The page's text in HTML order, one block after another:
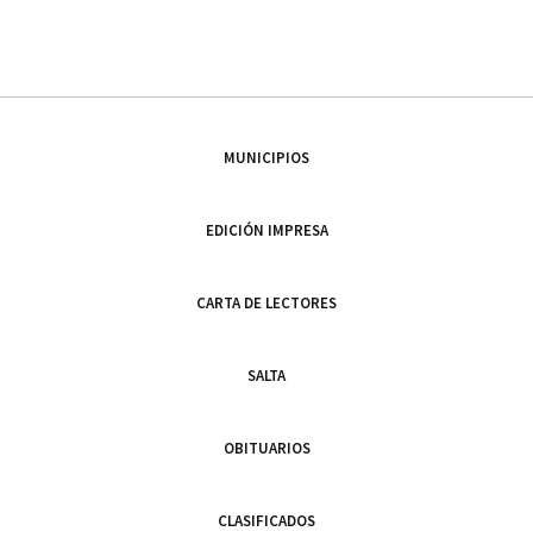
MUNICIPIOS
EDICIÓN IMPRESA
CARTA DE LECTORES
SALTA
OBITUARIOS
CLASIFICADOS